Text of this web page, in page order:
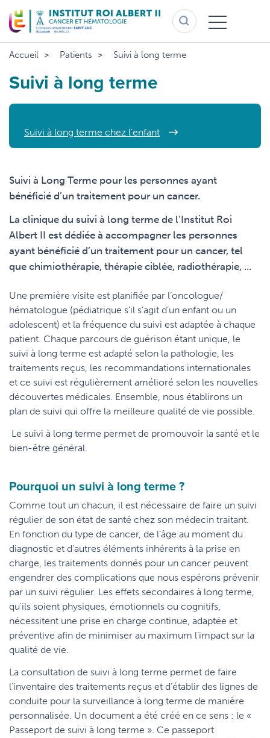
au
contenu
principal
Accueil Patients Suivi à long terme
Suivi à long terme
Suivi à long terme chez l'enfant
Suivi à Long Terme pour les personnes ayant
bénéficié d’un traitement pour un cancer.
La clinique du suivi à long terme de l’Institut Roi
Albert II est dédiée à accompagner les personnes
ayant bénéficié d’un traitement pour un cancer, tel
que chimiothérapie, thérapie ciblée, radiothérapie, ...
Une première visite est planifiée par l’oncologue/
hématologue (pédiatrique s’il s’agit d’un enfant ou un
adolescent) et la fréquence du suivi est adaptée à chaque
patient. Chaque parcours de guérison étant unique, le
suivi à long terme est adapté selon la pathologie, les
traitements reçus, les recommandations internationales
et ce suivi est régulièrement amélioré selon les nouvelles
découvertes médicales. Ensemble, nous établirons un
plan de suivi qui offre la meilleure qualité de vie possible.
Le suivi à long terme permet de promouvoir la santé et le
bien-être général.
Pourquoi un suivi à long terme ?
Comme tout un chacun, il est nécessaire de faire un suivi
régulier de son état de santé chez son médecin traitant.
En fonction du type de cancer, de l’âge au moment du
diagnostic et d’autres éléments inhérents à la prise en
charge, les traitements donnés pour un cancer peuvent
engendrer des complications que nous espérons prévenir
par un suivi régulier. Les effets secondaires à long terme,
qu'ils soient physiques, émotionnels ou cognitifs,
nécessitent une prise en charge continue, adaptée et
préventive afin de minimiser au maximum l’impact sur la
qualité de vie.
La consultation de suivi à long terme permet de faire
l’inventaire des traitements reçus et d’établir des lignes de
conduite pour la surveillance à long terme de manière
personnalisée. Un document a été créé en ce sens : le «
Passeport de suivi à long terme ». Ce passeport